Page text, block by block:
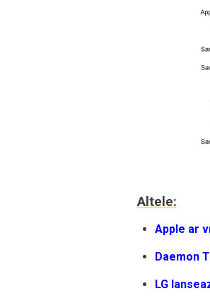
Altele:
Apple ar
Daemon
LG